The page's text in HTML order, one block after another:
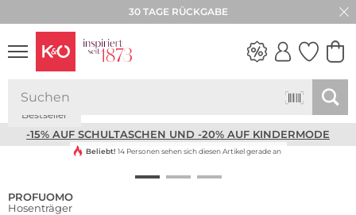
30 TAGE RÜCKGABE
NEW IN
-15% AUF SCHULTASCHEN UND -20% AUF KINDERMODE
Bestseller
Beliebt! 14 Personen sehen sich diesen Artikel gerade an
PROFUOMO
Hosenträger